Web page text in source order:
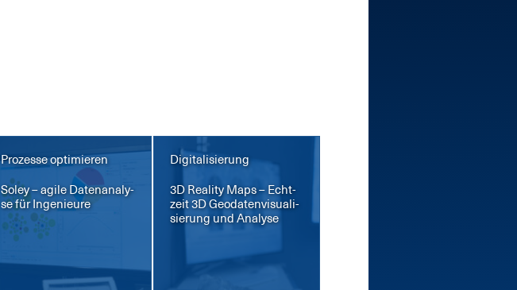
Prozesse optimieren
So­ley – agi­le Da­ten­ana­ly­
se für In­ge­nieu­re
Digitalisierung
3D Rea­li­ty Maps – Echt­
zeit 3D Geo­da­ten­vi­sua­li­
sie­rung und Ana­ly­se